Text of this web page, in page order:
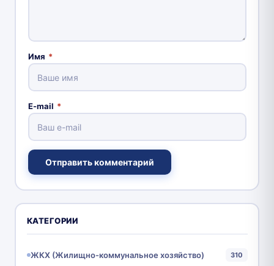
Имя *
E-mail *
Отправить комментарий
КАТЕГОРИИ
ЖКХ (Жилищно-коммунальное хозяйство) 310